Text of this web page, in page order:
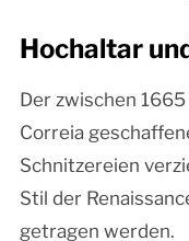
Hochaltar
Der zwischen
Correia
Schnitzereien
Stil der
getragen werden.